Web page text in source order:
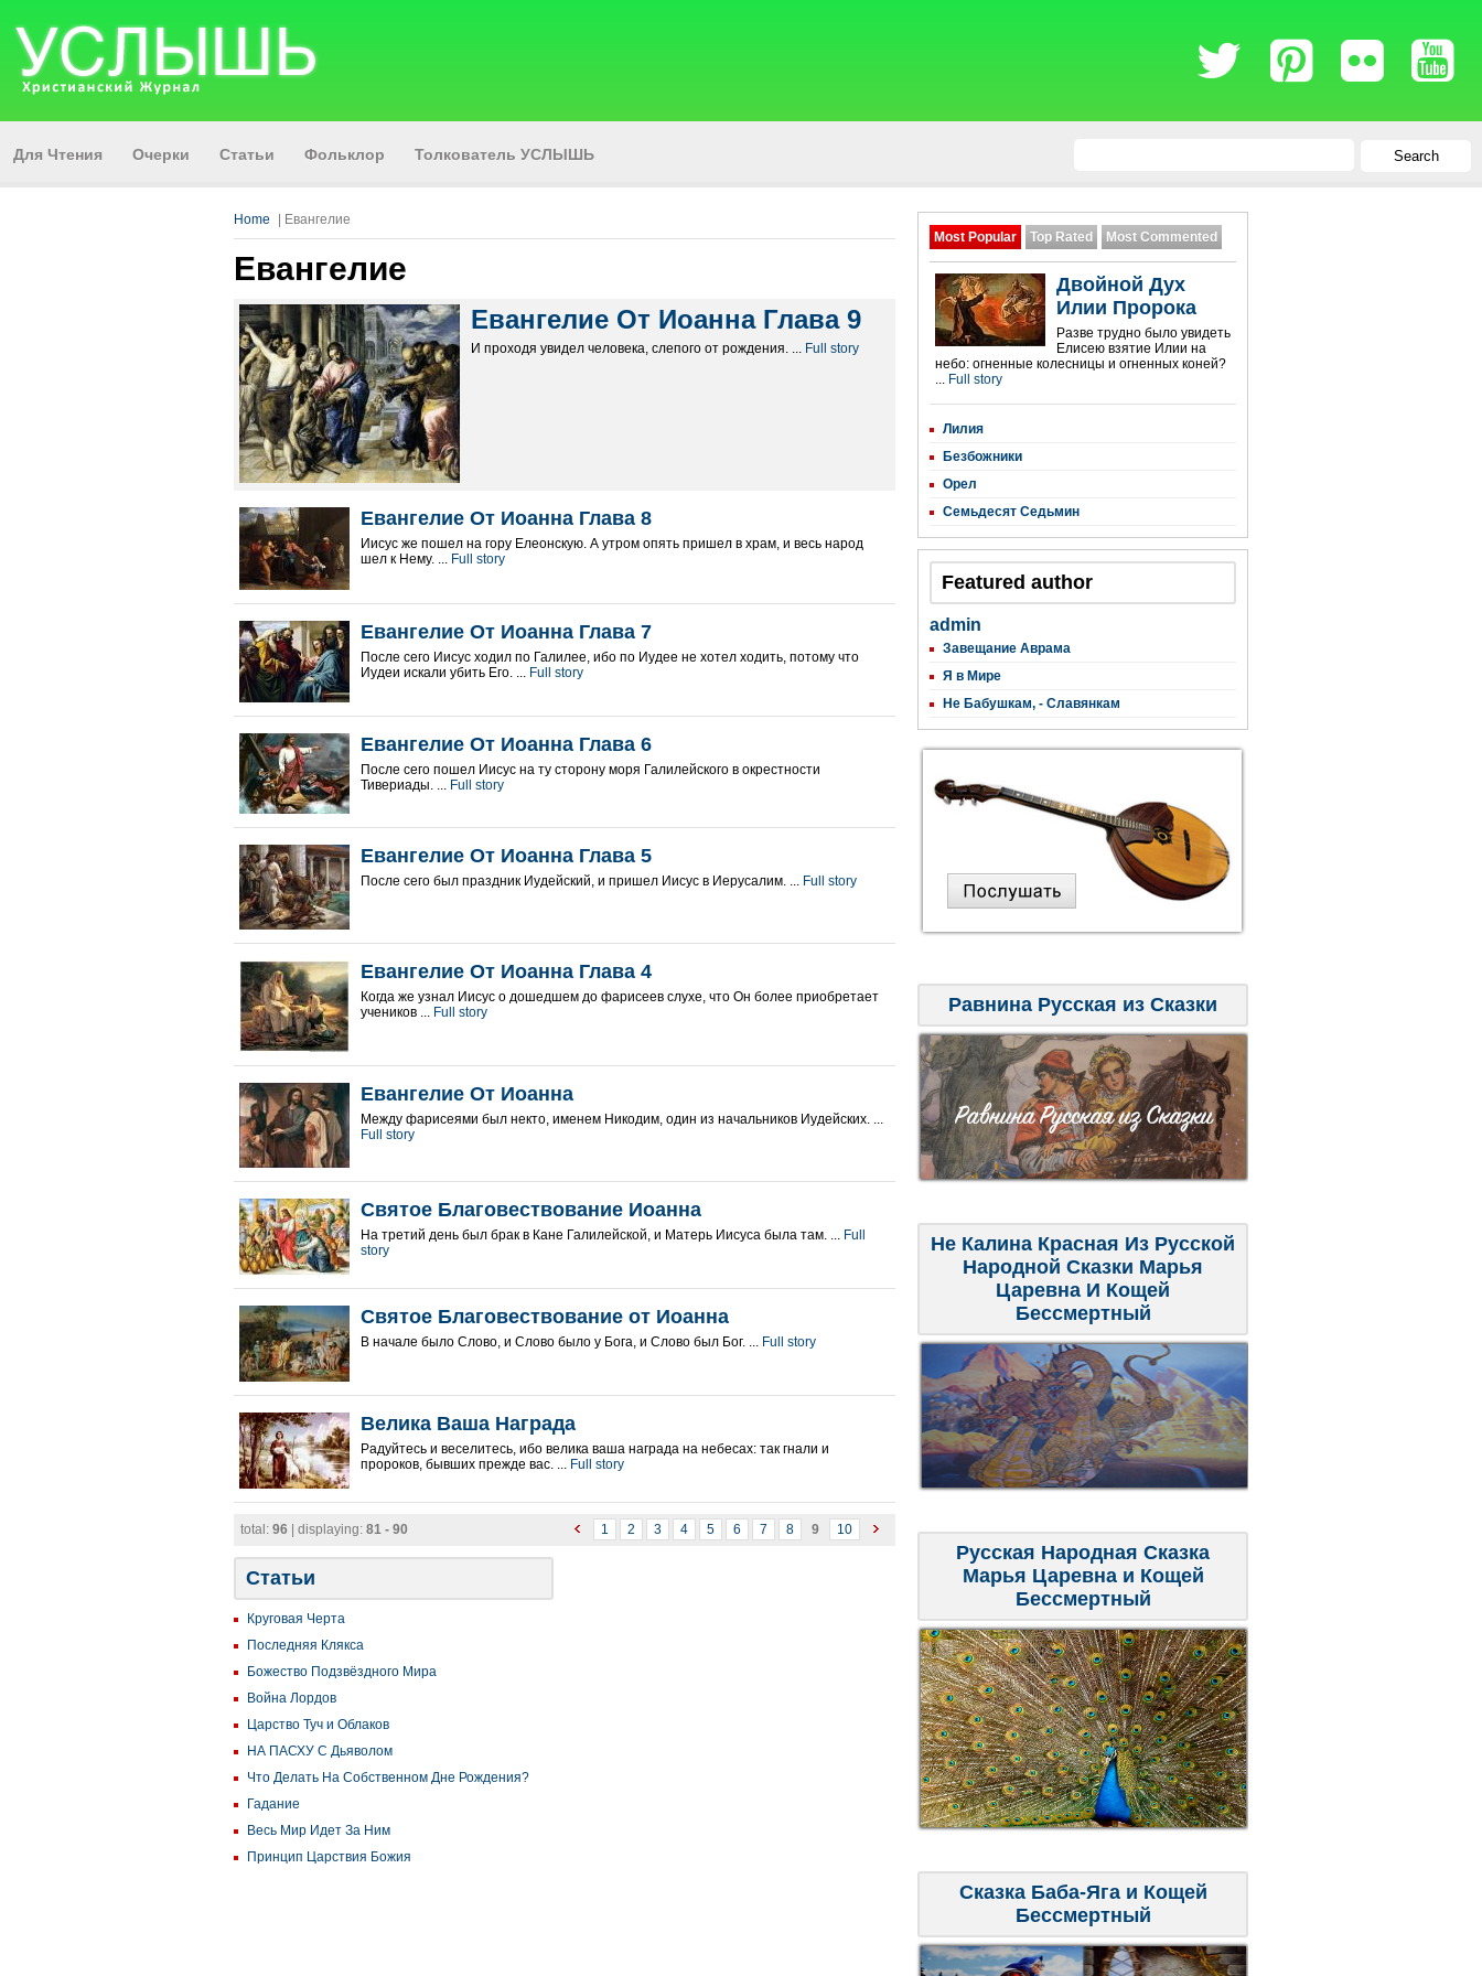
Для Чтения Очерки Статьи Фольклор Толкователь УСЛЫШЬ Search
Home | Евангелие
Евангелие
Евангелие От Иоанна Глава 9
И проходя увидел человека, слепого от рождения. ... Full story
Евангелие От Иоанна Глава 8
Иисус же пошел на гору Елеонскую. А утром опять пришел в храм, и весь народ
шел к Нему. ... Full story
Евангелие От Иоанна Глава 7
После сего Иисус ходил по Галилее, ибо по Иудее не хотел ходить, потому что
Иудеи искали убить Его. ... Full story
Евангелие От Иоанна Глава 6
После сего пошел Иисус на ту сторону моря Галилейского в окрестности
Тивериады. ... Full story
Евангелие От Иоанна Глава 5
После сего был праздник Иудейский, и пришел Иисус в Иерусалим. ... Full story
Евангелие От Иоанна Глава 4
Когда же узнал Иисус о дошедшем до фарисеев слухе, что Он более приобретает
учеников ... Full story
Евангелие Oт Иоанна
Между фарисеями был некто, именем Никодим, один из начальников Иудейских. ...
Full story
Святое Благовествование Иоанна
На третий день был брак в Кане Галилейской, и Матерь Иисуса была там. ... Full
story
Святое Благовествование от Иоанна
В начале было Слово, и Слово было у Бога, и Слово был Бог. ... Full story
Велика Ваша Награда
Радуйтесь и веселитесь, ибо велика ваша награда на небесах: так гнали и
пророков, бывших прежде вас. ... Full story
1 2 3 4 5 6 7 8 9 10
total: 96 | displaying: 81 - 90
Статьи
Круговая Черта
Последняя Клякса
Божество Подзвёздного Мира
Война Лордов
Царство Туч и Облаков
НА ПАСХУ С Дьяволом
Что Делать На Собственном Дне Рождения?
Гадание
Весь Мир Идет За Ним
Принцип Царствия Божия
Most Popular Top Rated Most Commented
Двойной Дух
Илии Пророка
Разве трудно было увидеть
Елисею взятие Илии на
небо: огненные колесницы и огненных коней?
... Full story
Лилия
Безбожники
Орел
Семьдесят Седьмин
Featured author
admin
Завещание Аврама
Я в Мире
Не Бабушкам, - Славянкам
Равнина Русская из Сказки
Не Калина Красная Из Русской
Народной Сказки Марья
Царевна И Кощей
Бессмертный
Русская Народная Сказка
Марья Царевна и Кощей
Бессмертный
Сказка Баба-Яга и Кощей
Бессмертный